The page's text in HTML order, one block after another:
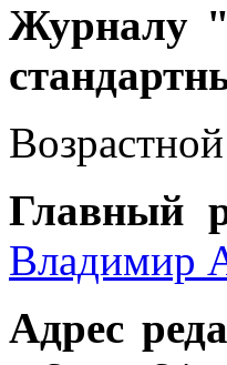
Журналу
Главный
Владимир
Адрес